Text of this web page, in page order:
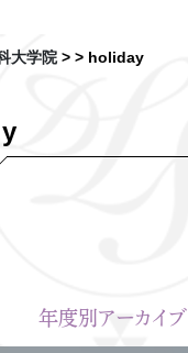
大学院> > holiday
年度別アーカイブ